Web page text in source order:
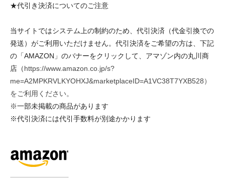
★代引き決済についてのご注意
当サイトではシステム上の制約のため、代引決済（代金引換での
発送）がご利用いただけません。代引決済をご希望の方は、下記
の「AMAZON」のバナーをクリックして、アマゾン内の丸川商
店（https://www.amazon.co.jp/s?
me=A2MPKRVLKYOHXJ&marketplaceID=A1VC38T7YXB528）
をご利用ください。
※一部未掲載の商品があります
※代引決済には代引手数料が別途かかります